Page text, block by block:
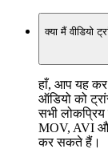
क्या मैं वीडियो
हाँ, आप यह
ऑडियो को
सभी लोकप्रिय
MOV, AVI
कर सकते हैं।